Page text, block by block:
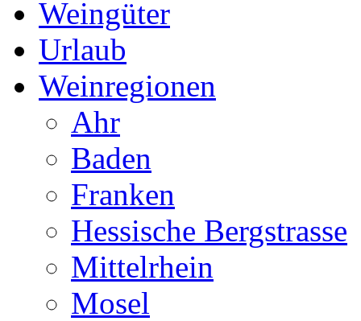
Weingüter
Urlaub
Weinregionen
Ahr
Baden
Franken
Hessische Bergstrasse
Mittelrhein
Mosel